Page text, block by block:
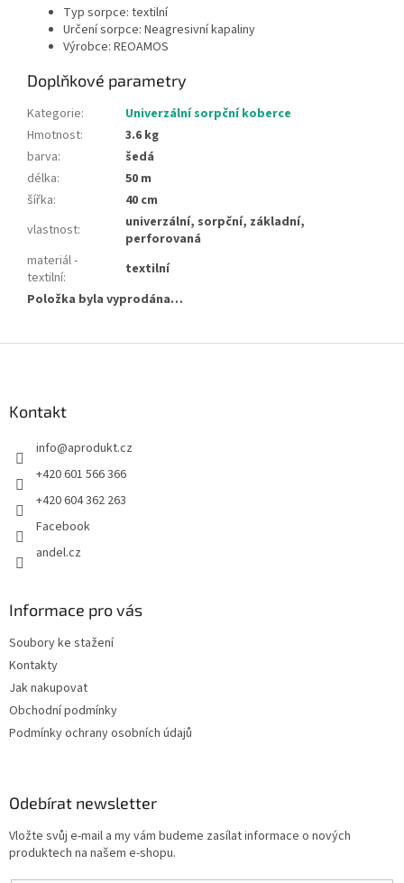
Typ sorpce: textilní
Určení sorpce: Neagresivní kapaliny
Výrobce: REOAMOS
Doplňkové parametry
Kategorie:
Univerzální sorpční koberce
Hmotnost:
3.6 kg
barva:
šedá
délka:
50 m
šířka:
40 cm
vlastnost:
univerzální, sorpční, základní,
perforovaná
materiál -
textilní:
textilní
Položka byla vyprodána…
Kontakt
info@aprodukt.cz
+420 601 566 366
+420 604 362 263
Facebook
andel.cz
Informace pro vás
Soubory ke stažení
Kontakty
Jak nakupovat
Obchodní podmínky
Podmínky ochrany osobních údajů
Odebírat newsletter
Vložte svůj e-mail a my vám budeme zasílat informace o nových
produktech na našem e-shopu.